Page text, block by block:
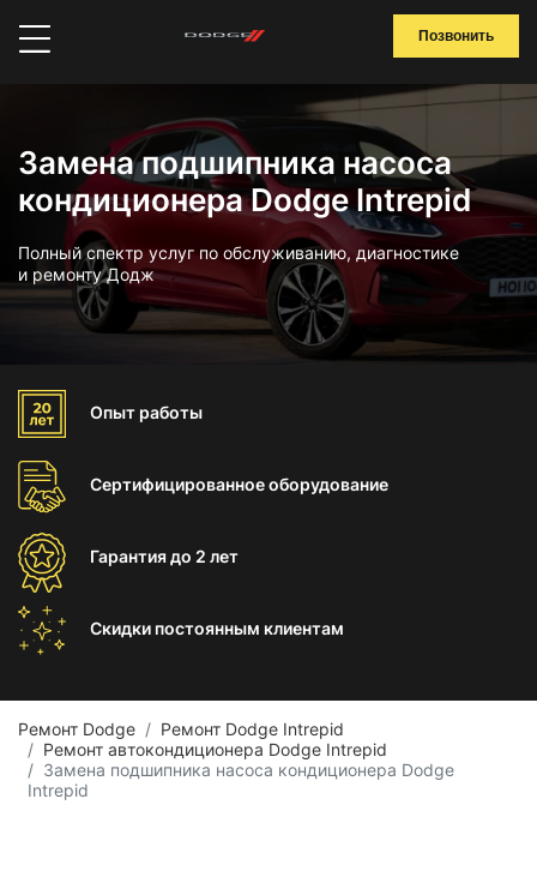
Позвонить
Замена подшипника насоса
кондиционера Dodge Intrepid
Полный спектр услуг по обслуживанию, диагностике
и ремонту Додж
Опыт работы
Сертифицированноеоборудование
Гарантиядо 2 лет
Скидки постоянным клиентам
Ремонт Dodge
Ремонт Dodge Intrepid
Ремонт автокондиционера Dodge Intrepid
Замена подшипника насоса кондиционера Dodge
Intrepid